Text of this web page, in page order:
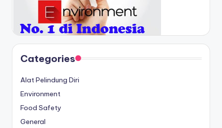
Categories
Alat Pelindung Diri
Environment
Food Safety
General